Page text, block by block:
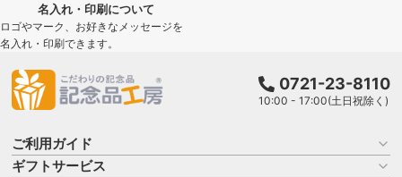
名入れ・印刷について
ロゴやマーク、お好きなメッセージを
名入れ・印刷できます。
0721-23-8110
10:00 - 17:00(土日祝除く)
ご利用ガイド
お買い物ガイド
ギフトサービス